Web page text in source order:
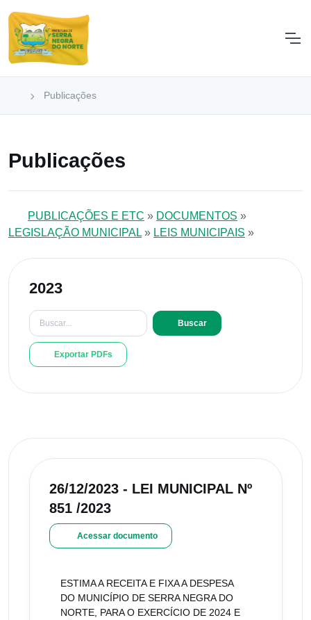
Publicações
Publicações
PUBLICAÇÕES E ETC » DOCUMENTOS »
LEGISLAÇÃO MUNICIPAL » LEIS MUNICIPAIS »
2023
Buscar
Exportar PDFs
26/12/2023 - LEI MUNICIPAL Nº
851 /2023
Acessar documento
ESTIMA A RECEITA E FIXA A DESPESA
DO MUNICÍPIO DE SERRA NEGRA DO
NORTE, PARA O EXERCÍCIO DE 2024 E